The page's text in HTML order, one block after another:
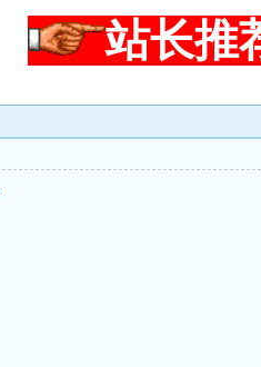
站长推